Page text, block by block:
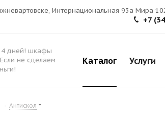
Интернациональная 93а Мира
+7
дней! шкафы
не сделаем
Каталог Услуги
- Антискол